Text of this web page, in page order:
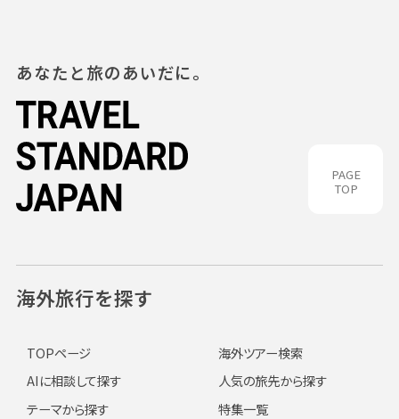
PAGE
TOP
あなたと旅のあいだに。
海外旅行を探す
TOPページ
海外ツアー検索
AIに相談して探す
人気の旅先から探す
テーマから探す
特集一覧